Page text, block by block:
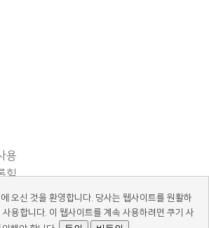
용
힘
SNS
습
오신 것을 환영합니다. 당사는 웹사이트를 원활하
용합니다. 이 웹사이트를 계속 사용하려면 쿠기 사